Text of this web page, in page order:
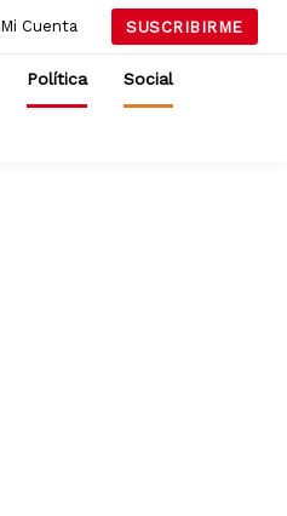
Mi Cuenta SUSCRIBIRME
Política Social